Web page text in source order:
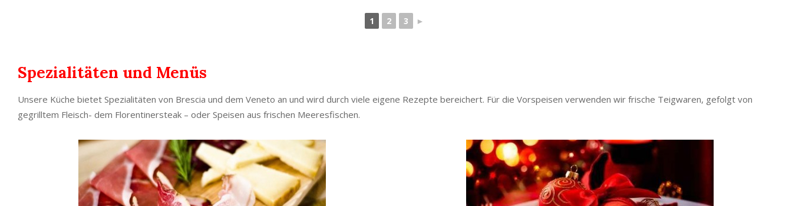
1 2 3 ►
Spezialitäten und Menüs
Unsere Küche bietet Spezialitäten von Brescia und dem Veneto an und wird durch viele eigene Rezepte bereichert. Für die Vorspeisen verwenden wir frische Teigwaren, gefolgt von
gegrilltem Fleisch- dem Florentinersteak – oder Speisen aus frischen Meeresfischen.